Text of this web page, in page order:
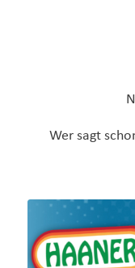
Wer sagt